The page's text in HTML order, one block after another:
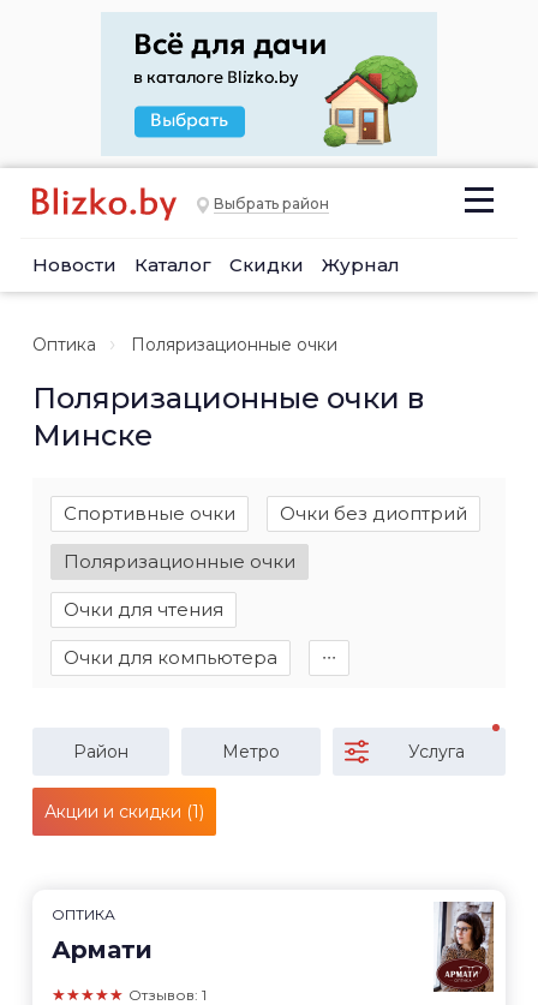
Выбрать район
Новости Каталог Скидки Журнал
Оптика Поляризационные очки
Поляризационные очки в
Минске
Спортивные очки Очки без диоптрий
Поляризационные очки
Очки для чтения
Очки для компьютера ∙∙∙
Район Метро Услуга
Акции и скидки (1)
ОПТИКА
Армати
★★★★★ Отзывов: 1